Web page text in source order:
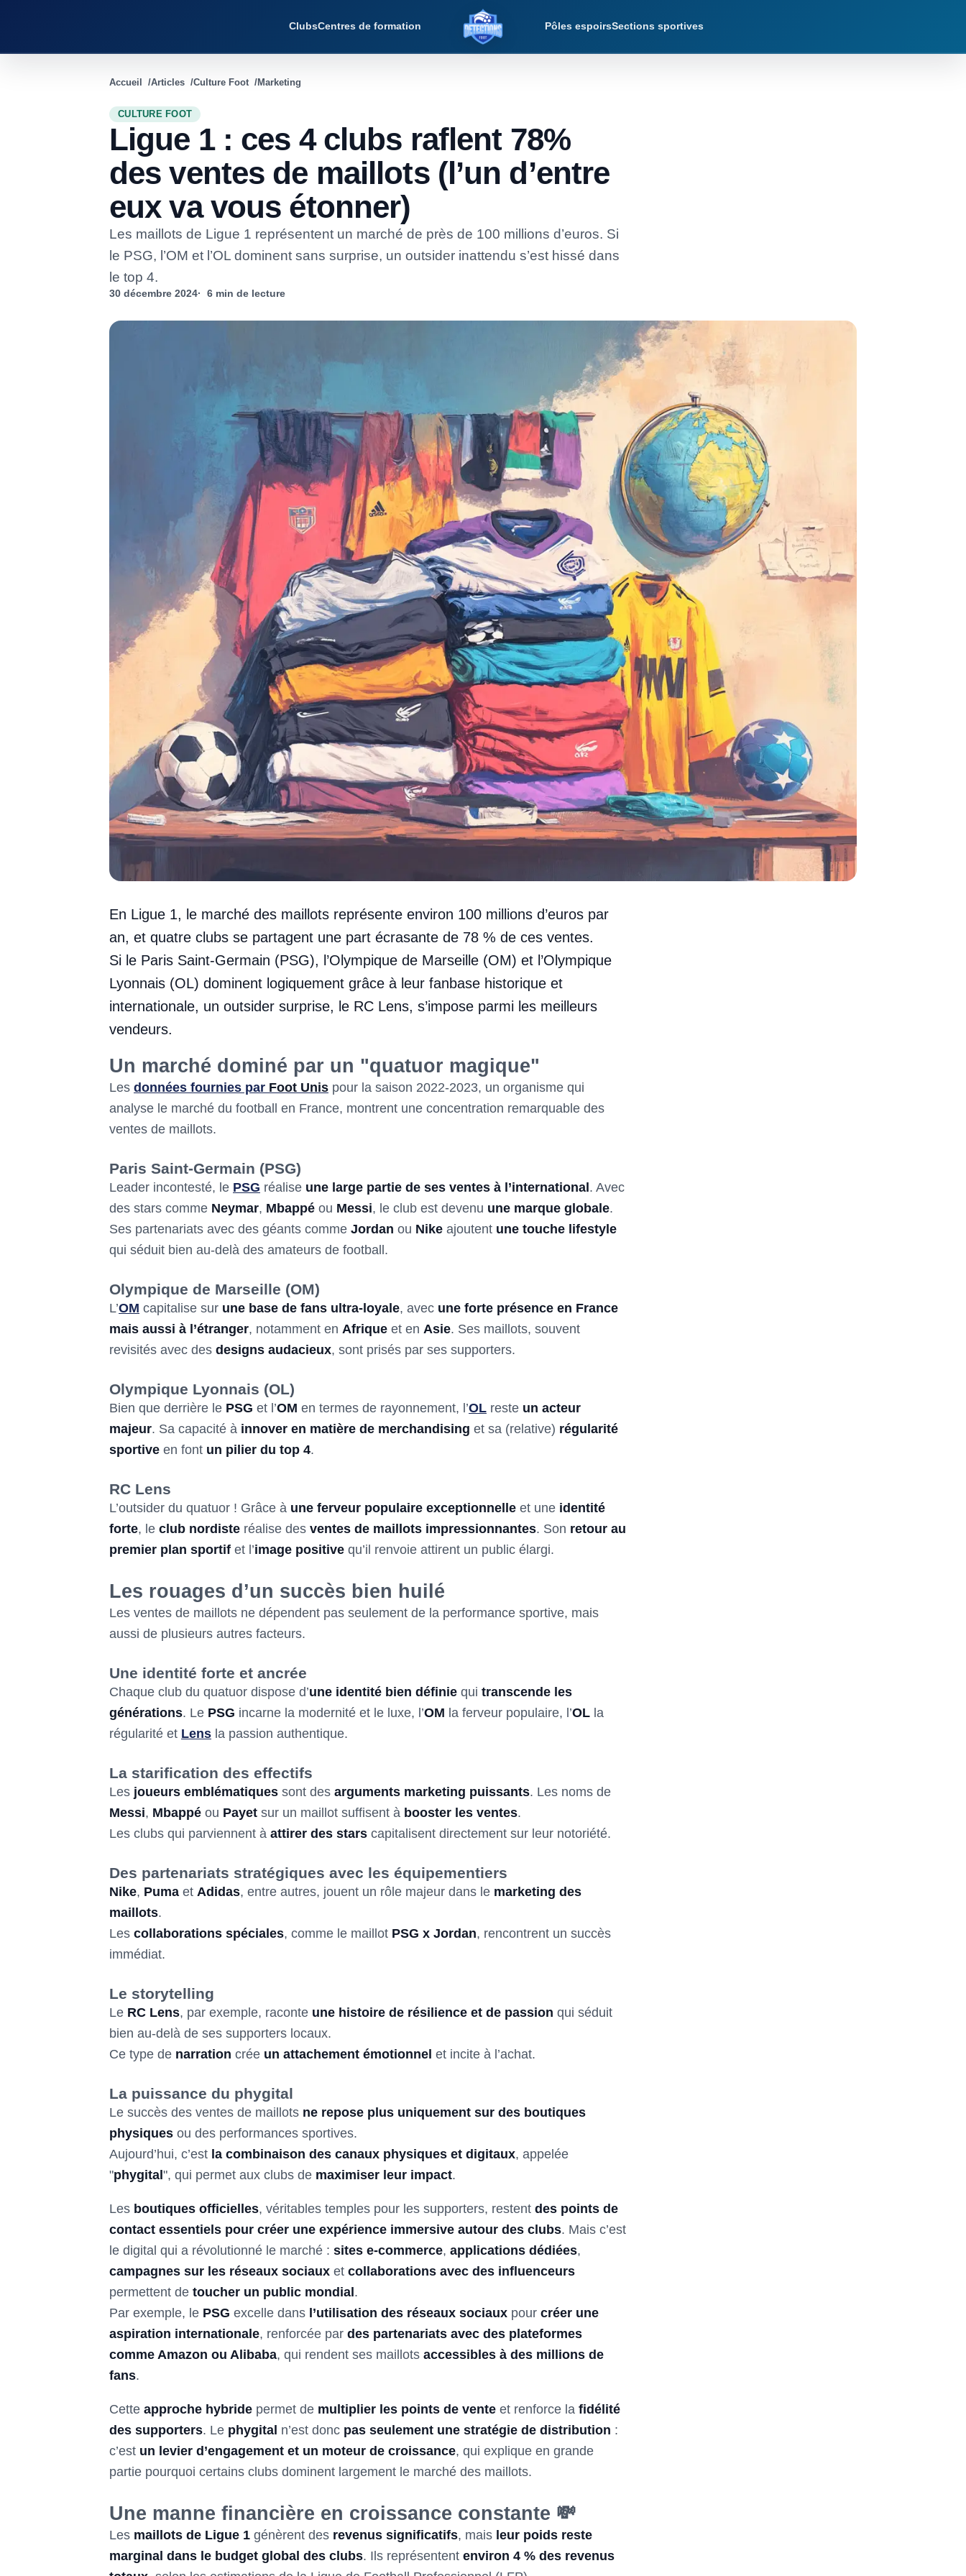
ClubsCentres de formation
Détections Foot
Pôles espoirsSections sportives
Accueil Articles Culture Foot Marketing
CULTURE FOOT
Ligue 1 : ces 4 clubs raflent 78%
des ventes de maillots (l’un d’entre
eux va vous étonner)
Les maillots de Ligue 1 représentent un marché de près de 100 millions d’euros. Si
le PSG, l’OM et l’OL dominent sans surprise, un outsider inattendu s’est hissé dans
le top 4.
30 décembre 2024 6 min de lecture
En Ligue 1, le marché des maillots représente environ 100 millions d’euros par
an, et quatre clubs se partagent une part écrasante de 78 % de ces ventes.
Si le Paris Saint-Germain (PSG), l’Olympique de Marseille (OM) et l’Olympique
Lyonnais (OL) dominent logiquement grâce à leur fanbase historique et
internationale, un outsider surprise, le RC Lens, s’impose parmi les meilleurs
vendeurs.
Un marché dominé par un "quatuor magique"
Les données fournies par Foot Unis pour la saison 2022-2023, un organisme qui
analyse le marché du football en France, montrent une concentration remarquable des
ventes de maillots.
Paris Saint-Germain (PSG)
Leader incontesté, le PSG réalise une large partie de ses ventes à l’international . Avec
des stars comme Neymar, Mbappé ou Messi, le club est devenu une marque globale.
Ses partenariats avec des géants comme Jordan ou Nike ajoutent une touche lifestyle
qui séduit bien au-delà des amateurs de football.
Olympique de Marseille (OM)
L’OM capitalise sur une base de fans ultra-loyale, avec une forte présence en France
mais aussi à l’étranger, notamment en Afrique et en Asie. Ses maillots, souvent
revisités avec des designs audacieux, sont prisés par ses supporters.
Olympique Lyonnais (OL)
Bien que derrière le PSG et l’OM en termes de rayonnement, l’OL reste un acteur
majeur. Sa capacité à innover en matière de merchandising et sa (relative) régularité
sportive en font un pilier du top 4.
RC Lens
L’outsider du quatuor ! Grâce à une ferveur populaire exceptionnelle et une identité
forte, le club nordiste réalise des ventes de maillots impressionnantes. Son retour au
premier plan sportif et l’image positive qu’il renvoie attirent un public élargi.
Les rouages d’un succès bien huilé
Les ventes de maillots ne dépendent pas seulement de la performance sportive, mais
aussi de plusieurs autres facteurs.
Une identité forte et ancrée
Chaque club du quatuor dispose d’une identité bien définie qui transcende les
générations. Le PSG incarne la modernité et le luxe, l’OM la ferveur populaire, l’OL la
régularité et Lens la passion authentique.
La starification des effectifs
Les joueurs emblématiques sont des arguments marketing puissants. Les noms de
Messi, Mbappé ou Payet sur un maillot suffisent à booster les ventes.
Les clubs qui parviennent à attirer des stars capitalisent directement sur leur notoriété.
Des partenariats stratégiques avec les équipementiers
Nike, Puma et Adidas, entre autres, jouent un rôle majeur dans le marketing des
maillots.
Les collaborations spéciales, comme le maillot PSG x Jordan, rencontrent un succès
immédiat.
Le storytelling
Le RC Lens, par exemple, raconte une histoire de résilience et de passion qui séduit
bien au-delà de ses supporters locaux.
Ce type de narration crée un attachement émotionnel et incite à l’achat.
La puissance du phygital
Le succès des ventes de maillots ne repose plus uniquement sur des boutiques
physiques ou des performances sportives.
Aujourd’hui, c’est la combinaison des canaux physiques et digitaux, appelée
"phygital ", qui permet aux clubs de maximiser leur impact.
Les boutiques officielles, véritables temples pour les supporters, restent des points de
contact essentiels pour créer une expérience immersive autour des clubs. Mais c’est
le digital qui a révolutionné le marché : sites e-commerce, applications dédiées,
campagnes sur les réseaux sociaux et collaborations avec des influenceurs
permettent de toucher un public mondial .
Par exemple, le PSG excelle dans l’utilisation des réseaux sociaux pour créer une
aspiration internationale, renforcée par des partenariats avec des plateformes
comme Amazon ou Alibaba, qui rendent ses maillots accessibles à des millions de
fans.
Cette approche hybride permet de multiplier les points de vente et renforce la fidélité
des supporters. Le phygital n’est donc pas seulement une stratégie de distribution :
c’est un levier d’engagement et un moteur de croissance, qui explique en grande
partie pourquoi certains clubs dominent largement le marché des maillots.
Une manne financière en croissance constante 💸
Les maillots de Ligue 1 génèrent des revenus significatifs, mais leur poids reste
marginal dans le budget global des clubs. Ils représentent environ 4 % des revenus